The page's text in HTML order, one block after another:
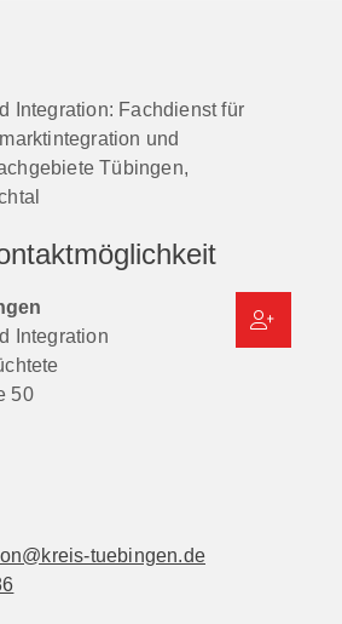
Integration: Fachdienst für
und
Tübingen,
Integration
50
tuebingen.de